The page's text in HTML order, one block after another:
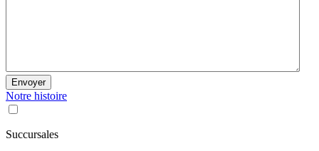
Envoyer
Notre histoire
Succursales